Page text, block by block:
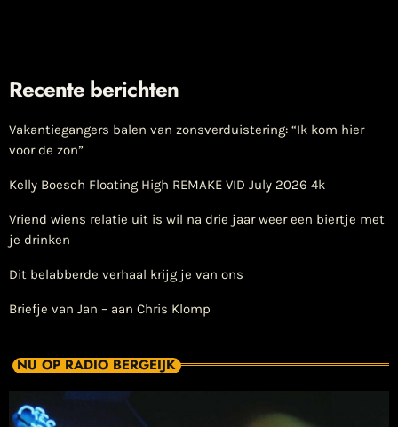
Recente berichten
Vakantiegangers balen van zonsverduistering: “Ik kom hier
voor de zon”
Kelly Boesch Floating High REMAKE VID July 2026 4k
Vriend wiens relatie uit is wil na drie jaar weer een biertje met
je drinken
Dit belabberde verhaal krijg je van ons
Briefje van Jan – aan Chris Klomp
NU OP RADIO BERGEIJK